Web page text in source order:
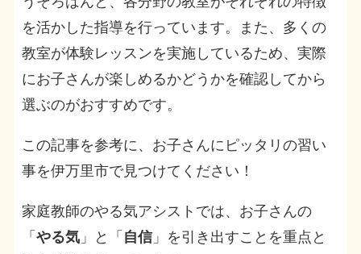
を活かした指導を行っています。また、多くの
教室が体験レッスンを実施しているため、実際
にお子さんが楽しめるかどうかを確認してから
選ぶのがおすすめです。
この記事を参考に、お子さんにピッタリの習い
事を伊万里市で見つけてください！
家庭教師のやる気アシストでは、お子さんの
「 やる気」と「 自信」を引き出すことを重点と